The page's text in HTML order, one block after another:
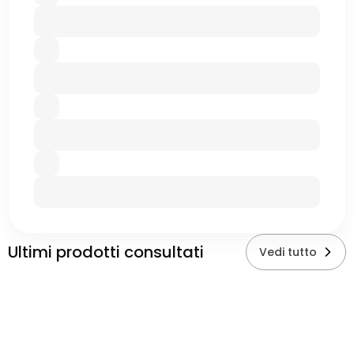
Ultimi prodotti consultati Vedi tutto